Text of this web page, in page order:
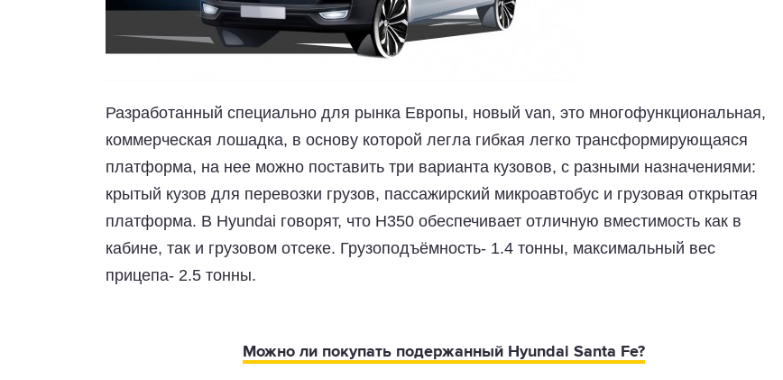
Разработанный специально для рынка Европы, новый van, это многофункциональная,
коммерческая лошадка, в основу которой легла гибкая легко трансформирующаяся
платформа, на нее можно поставить три варианта кузовов, с разными назначениями:
крытый кузов для перевозки грузов, пассажирский микроавтобус и грузовая открытая
платформа. В Hyundai говорят, что H350 обеспечивает отличную вместимость как в
кабине, так и грузовом отсеке. Грузоподъёмность- 1.4 тонны, максимальный вес
прицепа- 2.5 тонны.
Можно ли покупать подержанный Hyundai Santa Fe?